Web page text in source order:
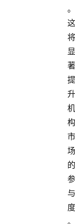
。
这
将
显
著
提
升
机
构
市
场
的
参
与
度
。